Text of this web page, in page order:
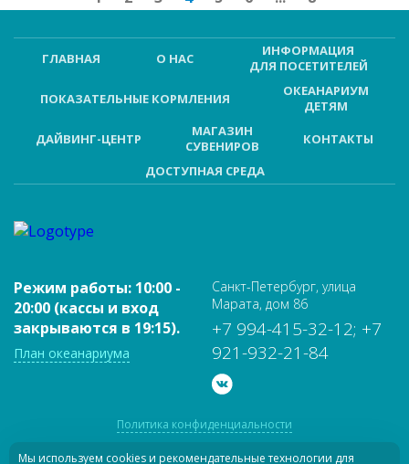
ГЛАВНАЯ О НАС
ИНФОРМАЦИЯ
ДЛЯ ПОСЕТИТЕЛЕЙ
ПОКАЗАТЕЛЬНЫЕ КОРМЛЕНИЯ
ОКЕАНАРИУМ
ДЕТЯМ
ДАЙВИНГ-ЦЕНТР
МАГАЗИН
СУВЕНИРОВ
КОНТАКТЫ
ДОСТУПНАЯ СРЕДА
Режим работы: 10:00 -
20:00 (кассы и вход
закрываются в 19:15).
План океанариума
Санкт-Петербург, улица
Марата, дом 86
+7 994-415-32-12; +7
921-932-21-84
Политика конфиденциальности
Мы используем cookies и рекомендательные технологии для